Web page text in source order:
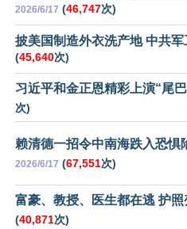
2026/6/17 (46,747次)
披美国制造外衣洗产地 中共
(45,640次)
习近平和金正恩精彩上演“尾
次)
赖清德一招令中南海跌入恐惧
2026/6/17 (67,551次)
富豪、教授、医生都在逃 护
(40,871次)